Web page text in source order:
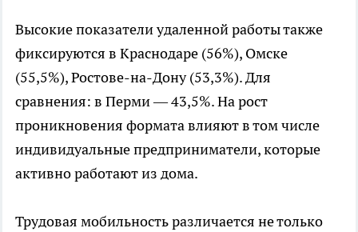
Высокие показатели удаленной работы также
фиксируются в Краснодаре (56%), Омске
(55,5%), Ростове-на-Дону (53,3%). Для
сравнения: в Перми — 43,5%. На рост
проникновения формата влияют в том числе
индивидуальные предприниматели, которые
активно работают из дома.
Трудовая мобильность различается не только